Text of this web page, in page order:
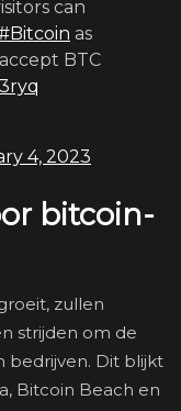
can
as
BTC
4, 2023
bitcoin-
zullen
strijden om de
bedrijven. Dit blijkt
Bitcoin Beach en